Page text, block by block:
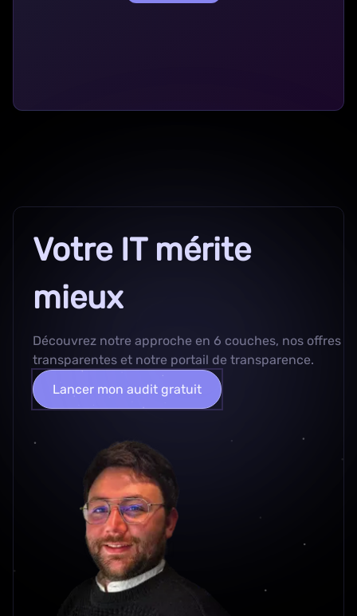
Votre IT mérite
mieux
Découvrez notre approche en 6 couches, nos offres
transparentes et notre portail de transparence.
Lancer mon audit gratuit